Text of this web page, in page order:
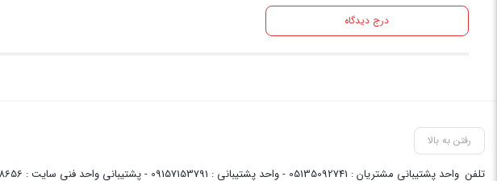
درج دیدگاه
رفتن به بالا
تلفن واحد پشتیبانی مشتریان : 05135092741 - واحد پشتیبانی : 09157153791 - پشتیبانی واحد فنی سایت : 09058048656